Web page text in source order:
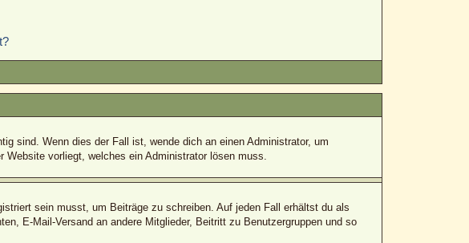
sind. Wenn dies der Fall ist, wende dich an einen Administrator, um
vorliegt, welches ein Administrator lösen muss.
sein musst, um Beiträge zu schreiben. Auf jeden Fall erhältst du als
E-Mail-Versand an andere Mitglieder, Beitritt zu Benutzergruppen und so